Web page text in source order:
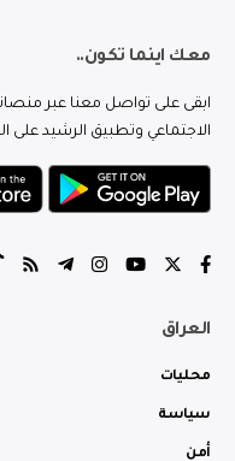
معك اينما تكون..
ابقى على تواصل معنا عبر
الاجتماعي وتطبيق الرشيد على
العراق
محليات
سياسة
أمن